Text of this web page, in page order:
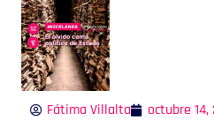
Fátima Villalta octubre 14,